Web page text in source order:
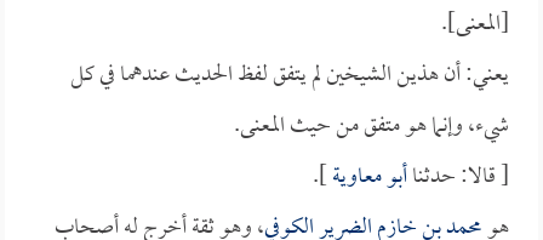
[المعنى].
يعني: أن هذين الشيخين لم يتفق لفظ الحديث عندهما في كل
شيء، وإنما هو متفق من حيث المعنى.
[ قالا: حدثناأبو معاوية].
هومحمد بن خازم الضرير الكوفي، وهو ثقة أخرج له أصحاب